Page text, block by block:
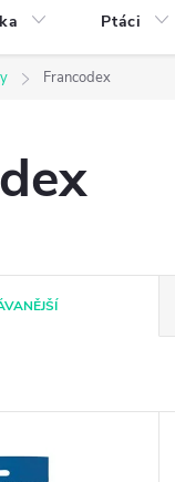
Ptáci
Francodex